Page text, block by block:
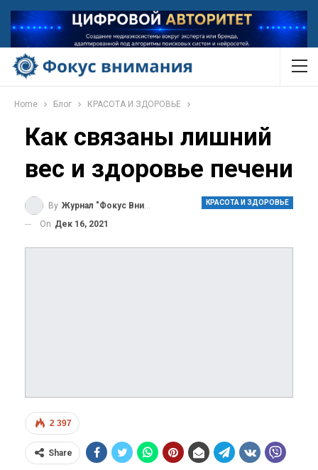
Home Блог КРАСОТА И ЗДОРОВЬЕ
Как связаны лишний
вес и здоровье печени
КРАСОТА И ЗДОРОВЬЕ
By Журнал "Фокус Внимания"
On Дек 16, 2021
2 397
Share